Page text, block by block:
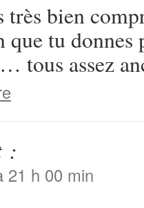
très bien
que tu donnes
tous assez
:
21 h 00 min